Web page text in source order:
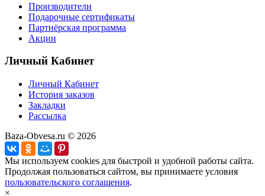
Производители
Подарочные сертификаты
Партнёрская программа
Акции
Личный Кабинет
Личный Кабинет
История заказов
Закладки
Рассылка
Baza-Obvesa.ru © 2026
Мы используем cookies для быстрой и удобной работы сайта.
Продолжая пользоваться сайтом, вы принимаете условия
пользовательского соглашения.
×